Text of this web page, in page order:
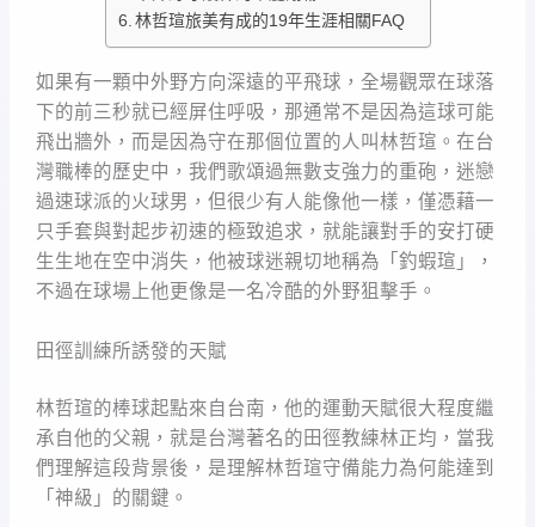
林哲瑄旅美有成的19年生涯相關FAQ
如果有一顆中外野方向深遠的平飛球，全場觀眾在球落
下的前三秒就已經屏住呼吸，那通常不是因為這球可能
飛出牆外，而是因為守在那個位置的人叫林哲瑄。在台
灣職棒的歷史中，我們歌頌過無數支強力的重砲，迷戀
過速球派的火球男，但很少有人能像他一樣，僅憑藉一
只手套與對起步初速的極致追求，就能讓對手的安打硬
生生地在空中消失，他被球迷親切地稱為「釣蝦瑄」，
不過在球場上他更像是一名冷酷的外野狙擊手。
田徑訓練所誘發的天賦
林哲瑄的棒球起點來自台南，他的運動天賦很大程度繼
承自他的父親，就是台灣著名的田徑教練林正均，當我
們理解這段背景後，是理解林哲瑄守備能力為何能達到
「神級」的關鍵。